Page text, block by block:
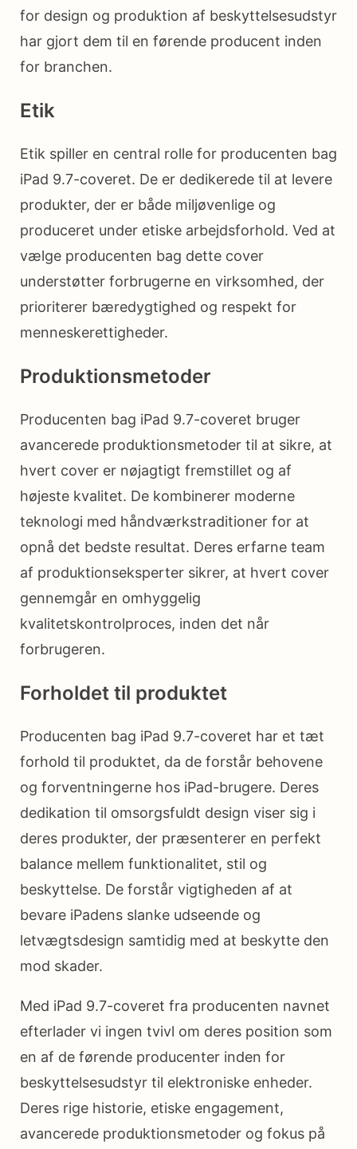
for design og produktion af beskyttelsesudstyr
har gjort dem til en førende producent inden
for branchen.
Etik
Etik spiller en central rolle for producenten bag
iPad 9.7-coveret. De er dedikerede til at levere
produkter, der er både miljøvenlige og
produceret under etiske arbejdsforhold. Ved at
vælge producenten bag dette cover
understøtter forbrugerne en virksomhed, der
prioriterer bæredygtighed og respekt for
menneskerettigheder.
Produktionsmetoder
Producenten bag iPad 9.7-coveret bruger
avancerede produktionsmetoder til at sikre, at
hvert cover er nøjagtigt fremstillet og af
højeste kvalitet. De kombinerer moderne
teknologi med håndværkstraditioner for at
opnå det bedste resultat. Deres erfarne team
af produktionseksperter sikrer, at hvert cover
gennemgår en omhyggelig
kvalitetskontrolproces, inden det når
forbrugeren.
Forholdet til produktet
Producenten bag iPad 9.7-coveret har et tæt
forhold til produktet, da de forstår behovene
og forventningerne hos iPad-brugere. Deres
dedikation til omsorgsfuldt design viser sig i
deres produkter, der præsenterer en perfekt
balance mellem funktionalitet, stil og
beskyttelse. De forstår vigtigheden af at
bevare iPadens slanke udseende og
letvægtsdesign samtidig med at beskytte den
mod skader.
Med iPad 9.7-coveret fra producenten navnet
efterlader vi ingen tvivl om deres position som
en af de førende producenter inden for
beskyttelsesudstyr til elektroniske enheder.
Deres rige historie, etiske engagement,
avancerede produktionsmetoder og fokus på